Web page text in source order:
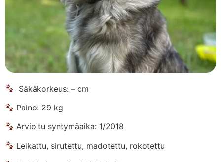
Säkäkorkeus: – cm
Paino: 29 kg
Arvioitu syntymäaika: 1/2018
Leikattu, sirutettu, madotettu, rokotettu